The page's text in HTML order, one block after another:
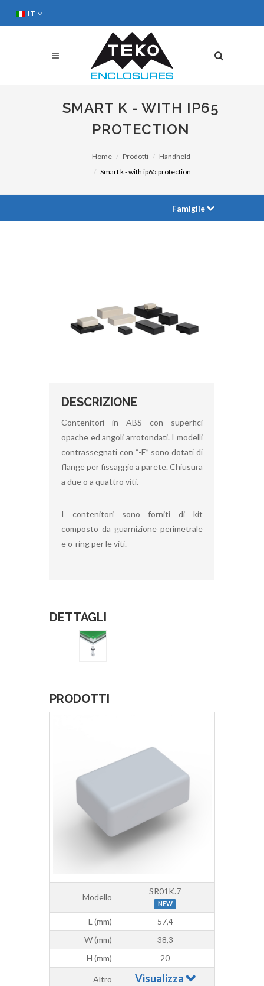
IT
SMART K - WITH IP65
PROTECTION
Home Prodotti
Handheld
Smart k - with ip65 protection
Famiglie
DESCRIZIONE
Contenitori in ABS con superfici
opache ed angoli arrotondati. I modelli
contrassegnati con “-E” sono dotati di
flange per fissaggio a parete. Chiusura
a due o a quattro viti.
I contenitori sono forniti di kit
composto da guarnizione perimetrale
e o-ring per le viti.
DETTAGLI
PRODOTTI
Modello
SR01K.7
NEW
L (mm)
57,4
W (mm)
38,3
H (mm)
20
Altro Visualizza